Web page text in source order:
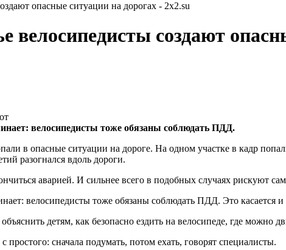
опасные ситуации на дорогах - 2x2.su
велосипедисты создают
ает: велосипедисты тоже обязаны соблюдать ПДД.
в опасные ситуации на дороге. На одном участке в кадр
разогнался вдоль дороги.
аварией. И сильнее всего в подобных случаях рискуют
велосипедисты тоже обязаны соблюдать ПДД. Это касается и
объяснить детям, как безопасно ездить на велосипеде, где
с простого: сначала подумать, потом ехать, говорят специалисты.